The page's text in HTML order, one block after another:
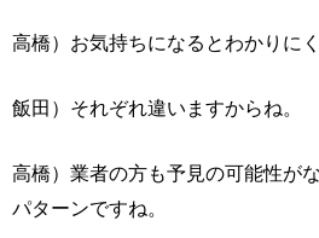
高橋）お気持ちになるとわかりにく
飯田）それぞれ違いますからね。
高橋）業者の方も予見の可能性が
パターンですね。